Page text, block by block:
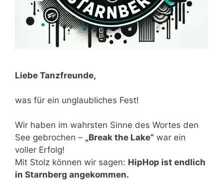
Liebe Tanzfreunde,
was für ein unglaubliches Fest!
Wir haben im wahrsten Sinne des Wortes den
See gebrochen – „Break the Lake“ war ein
voller Erfolg!
Mit Stolz können wir sagen: HipHop ist endlich
in Starnberg angekommen.